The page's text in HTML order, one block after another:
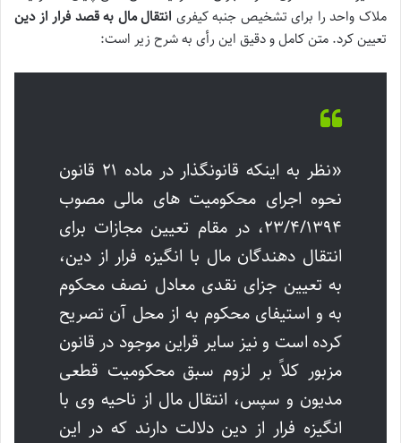
ملاک واحد را برای تشخیص جنبه کیفری انتقال مال به قصد فرار از دین
تعیین کرد. متن کامل و دقیق این رأی به شرح زیر است:
«نظر به اینکه قانونگذار در ماده ۲۱ قانون
نحوه اجرای محکومیت های مالی مصوب
۲۳/۴/۱۳۹۴، در مقام تعیین مجازات برای
انتقال دهندگان مال با انگیزه فرار از دین،
به تعیین جزای نقدی معادل نصف محکوم
به و استیفای محکوم به از محل آن تصریح
کرده است و نیز سایر قراین موجود در قانون
مزبور کلاً بر لزوم سبق محکومیت قطعی
مدیون و سپس، انتقال مال از ناحیه وی با
انگیزه فرار از دین دلالت دارند که در این